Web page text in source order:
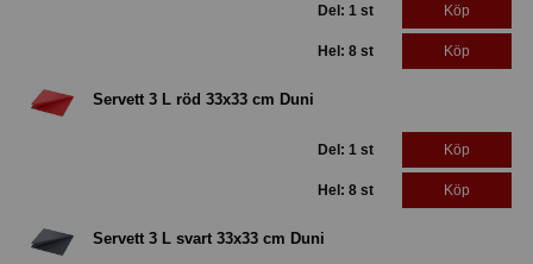
Del: 1 st Köp
Hel: 8 st Köp
Servett 3 L röd 33x33 cm Duni
Del: 1 st Köp
Hel: 8 st Köp
Servett 3 L svart 33x33 cm Duni